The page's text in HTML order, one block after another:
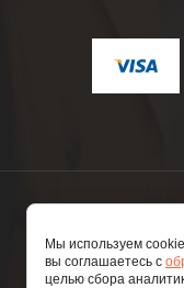
Copyright ©
Мы используем
вы соглашаетесь с
целью сбора